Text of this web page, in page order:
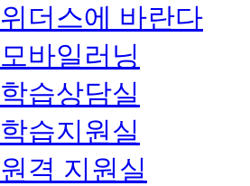
위더스에 바란다
모바일러닝
학습상담실
학습지원실
원격 지원실